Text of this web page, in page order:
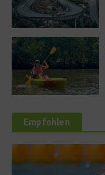
Empfohlen